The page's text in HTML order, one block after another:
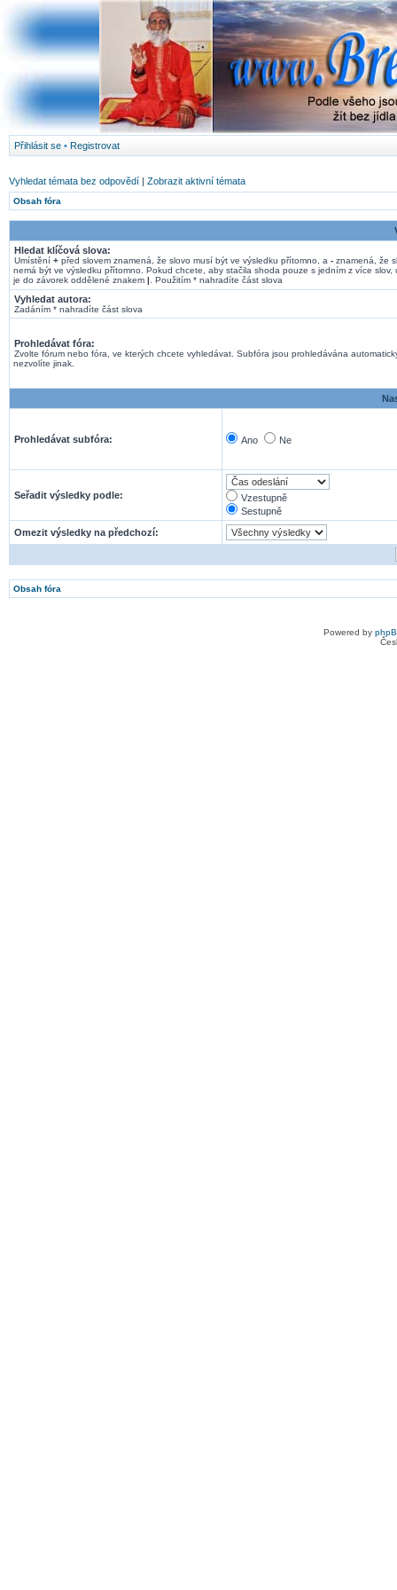
Přihlásit se • Registrovat
Vyhledat témata bez odpovědí | Zobrazit aktivní témata
Obsah fóra
Hledat klíčová slova:
Umístění + před slovem znamená, že slovo musí být ve výsledku přítomno, a - znamená, že
nemá být ve výsledku přítomno. Pokud chcete, aby stačila shoda pouze s jedním z více slov,
je do závorek oddělené znakem | . Použitím * nahradíte část slova
Vyhledat autora:
Zadáním * nahradíte část slova
Prohledávat fóra:
Zvolte fórum nebo fóra, ve kterých chcete vyhledávat. Subfóra jsou prohledávána
nezvolíte jinak.
Prohledávat subfóra: Ano Ne
Seřadit výsledky podle:
Vzestupně
Sestupně
Omezit výsledky na předchozí:
Obsah fóra
Powered by